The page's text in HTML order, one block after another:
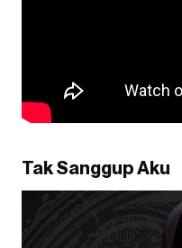
Tak Sanggup Aku